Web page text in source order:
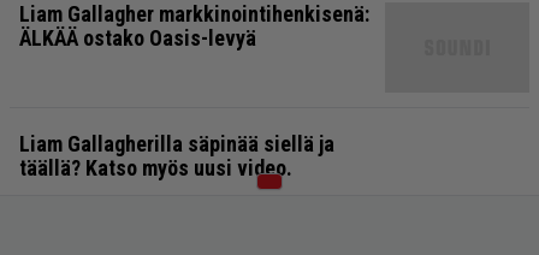
Liam Gallagher markkinointihenkisenä:
ÄLKÄÄ ostako Oasis-levyä
Liam Gallagherilla säpinää siellä ja
täällä? Katso myös uusi video.